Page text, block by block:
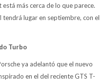
más cerca de lo que parece.
tendrá lugar en septiembre, con el
Turbo
ya adelantó que el nuevo
en el del reciente GTS T-